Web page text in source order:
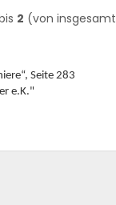
2 (von insgesamt
Seite 283
e.K."